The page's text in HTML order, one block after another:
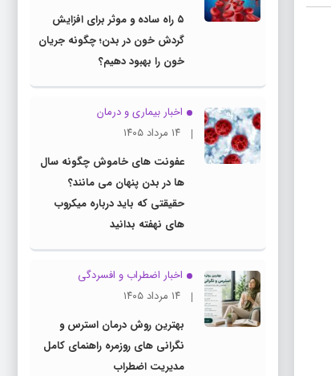
۵ راه ساده و موثر برای افزایش
گردش خون در بدن؛ چگونه جریان
خون را بهبود دهیم؟
اخبار بیماری و درمان
۱۴ مرداد ۱۴۰۵
عفونت های خاموش چگونه سال
ها در بدن پنهان می مانند؟
حقیقتی که باید درباره میکروب
های نهفته بدانید
اخبار اضطراب و افسردگی
۱۴ مرداد ۱۴۰۵
بهترین روش درمان استرس و
نگرانی های روزمره راهنمای کامل
مدیریت اضطراب